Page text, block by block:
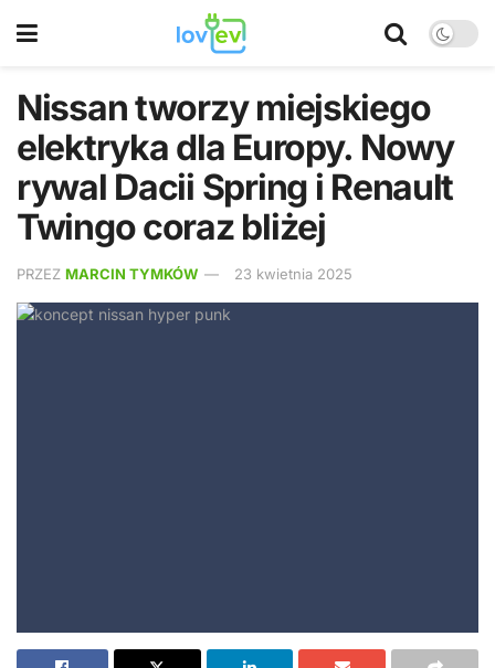
Nissan tworzy miejskiego
elektryka dla Europy. Nowy
rywal Dacii Spring i Renault
Twingo coraz bliżej
PRZEZ MARCIN TYMKÓW 23 kwietnia 2025